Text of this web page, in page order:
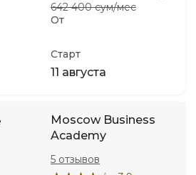
От
642 400 сум/мес
Старт
11 августа
Moscow Business
Academy
5 отзывов